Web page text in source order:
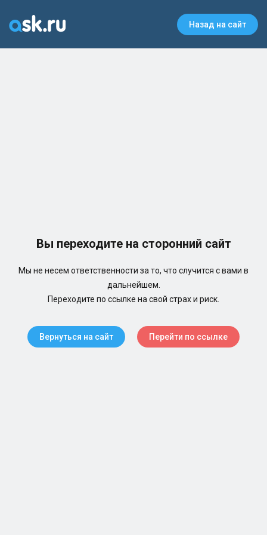
Назад на сайт
Вы переходите на сторонний сайт
Мы не несем ответственности за то, что случится с вами в
дальнейшем.
Переходите по ссылке на свой страх и риск.
Вернуться на сайт Перейти по ссылке